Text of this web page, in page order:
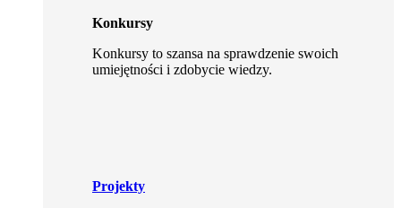
Konkursy
Konkursy to szansa na sprawdzenie swoich
umiejętności i zdobycie wiedzy.
Projekty